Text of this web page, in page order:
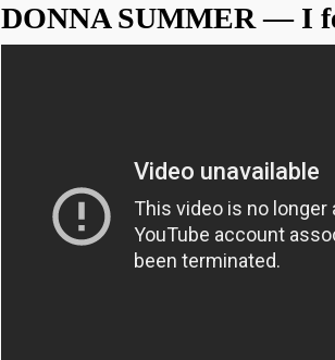
DONNA SUMMER — I